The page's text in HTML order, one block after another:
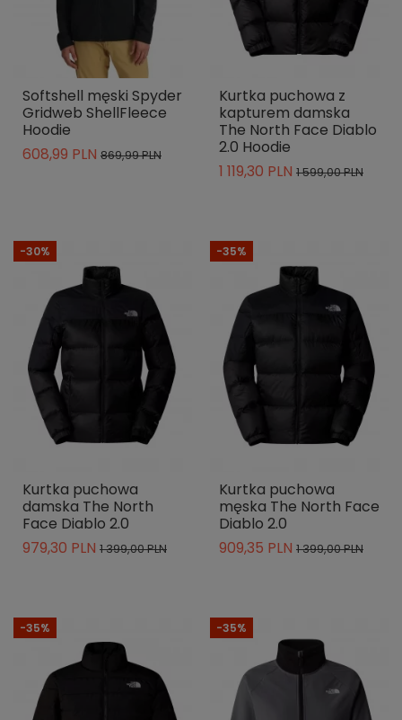
Softshell męski Spyder
Gridweb ShellFleece
Hoodie
608,99 PLN 869,99 PLN
Kurtka puchowa z
kapturem damska
The North Face Diablo
2.0 Hoodie
1 119,30 PLN 1 599,00 PLN
-30%
Kurtka puchowa
damska The North
Face Diablo 2.0
979,30 PLN 1 399,00 PLN
-35%
Kurtka puchowa
męska The North Face
Diablo 2.0
909,35 PLN 1 399,00 PLN
-35% -35%